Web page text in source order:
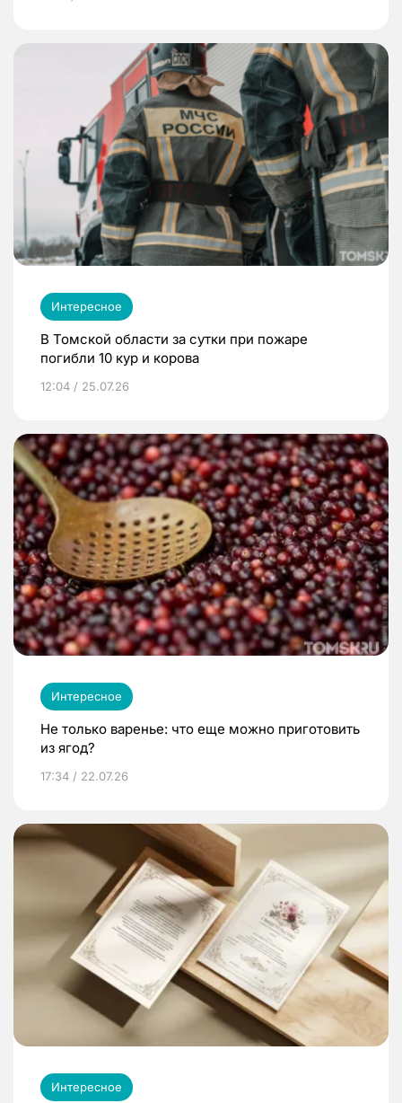
Интересное
В Томской области за сутки при пожаре
погибли 10 кур и корова
12:04 / 25.07.26
Интересное
Не только варенье: что еще можно приготовить
из ягод?
17:34 / 22.07.26
Интересное